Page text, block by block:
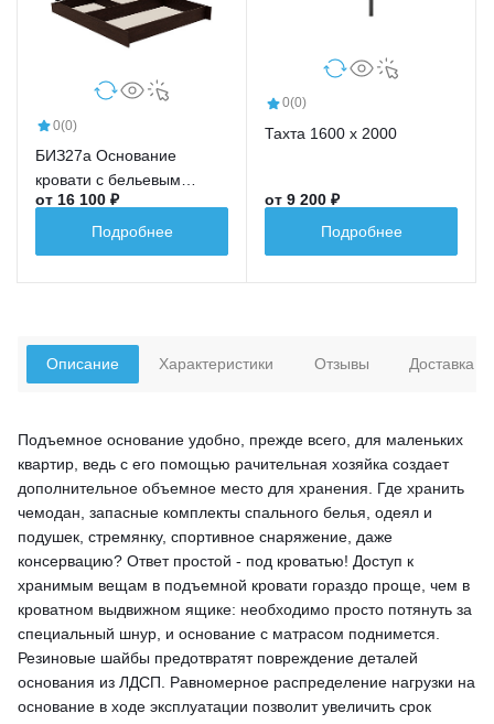
0(0)
БИЗ27а Основание
кровати с бельевым
ящиком (1600х2000)
от 16 100 ₽
Подробнее
0(0)
Тахта 1600 х 2000
от 9 200 ₽
Подробнее
Описание
Подъемное основание удобно, прежде всего, для маленьких
квартир, ведь с его помощью рачительная хозяйка создает
дополнительное объемное место для хранения. Где хранить
чемодан, запасные комплекты спального белья, одеял и
подушек, стремянку, спортивное снаряжение, даже
консервацию? Ответ простой - под кроватью! Доступ к
хранимым вещам в подъемной кровати гораздо проще, чем в
кроватном выдвижном ящике: необходимо просто потянуть за
специальный шнур, и основание с матрасом поднимется.
Резиновые шайбы предотвратят повреждение деталей
основания из ЛДСП. Равномерное распределение нагрузки на
основание в ходе эксплуатации позволит увеличить срок
Характеристики Отзывы Доставка